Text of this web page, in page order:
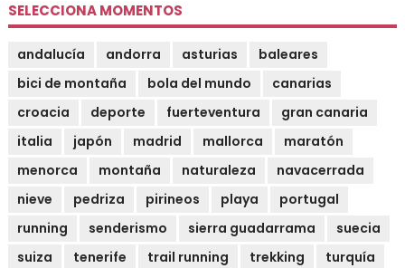
SELECCIONA MOMENTOS
andalucía andorra asturias
baleares
bici de montaña
bola del mundo
canarias
croacia
deporte fuerteventura
gran canaria
italia
japón madrid mallorca
maratón
menorca
montaña naturaleza
navacerrada
nieve
pedriza pirineos playa
portugal
running
senderismo sierra guadarrama
suecia
suiza
tenerife trail running trekking
turquía